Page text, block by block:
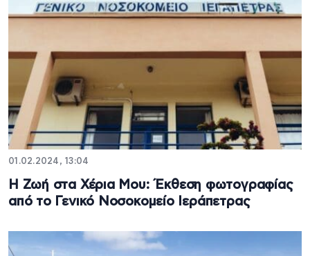
01.02.2024, 13:04
Η Ζωή στα Χέρια Μου: Έκθεση φωτογραφίας
από το Γενικό Νοσοκομείο Ιεράπετρας